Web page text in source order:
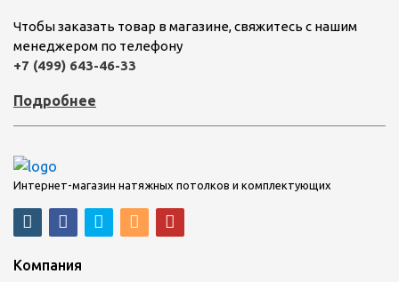
Чтобы заказать товар в магазине, свяжитесь с нашим
менеджером по телефону
+7 (499) 643-46-33
Подробнее
Интернет-магазин натяжных потолков и комплектующих
Компания